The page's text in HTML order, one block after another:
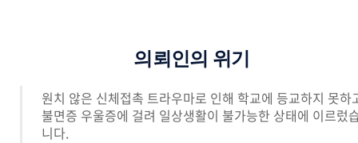
의뢰인의 위기
원치 않은 신체접촉 트라우마로 인해 학교에 등교하지 못하
불면증 우울증에 걸려 일상생활이 불가능한 상태에 이르렀
니다.